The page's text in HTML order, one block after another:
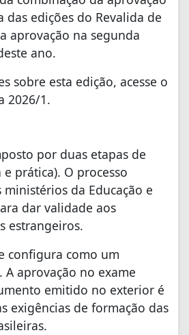
das edições do Revalida de
aprovação na segunda
ano.
sobre esta edição, acesse o
2026/1.
por duas etapas de
prática). O processo
da Educação e
dar validade aos
estrangeiros.
configura como um
aprovação no exame
emitido no exterior é
exigências de formação das